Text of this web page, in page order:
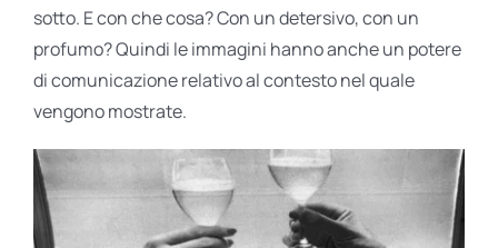
sotto. E con che cosa? Con un detersivo, con un
profumo? Quindi le immagini hanno anche un potere
di comunicazione relativo al contesto nel quale
vengono mostrate.